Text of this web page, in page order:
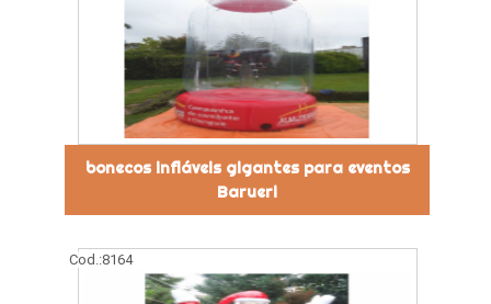
bonecos infláveis gigantes para eventos
Barueri
Cod.:8164